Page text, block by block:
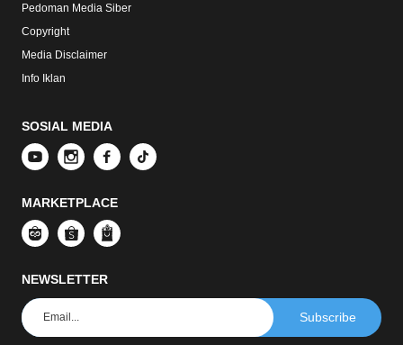
Pedoman Media Siber
Copyright
Media Disclaimer
Info Iklan
SOSIAL MEDIA
MARKETPLACE
NEWSLETTER